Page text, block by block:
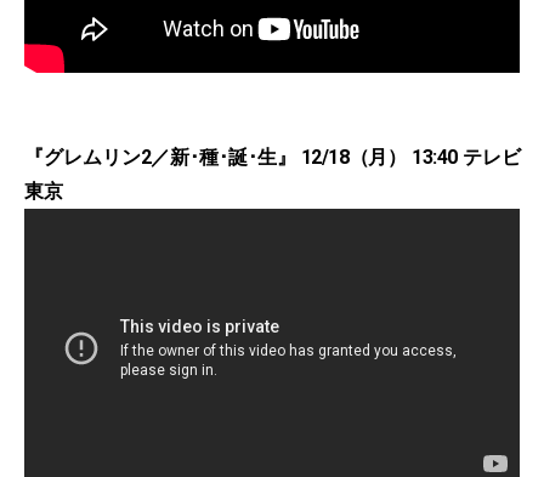
『グレムリン2／新･種･誕･生』 12/18（月） 13:40 テレビ
東京